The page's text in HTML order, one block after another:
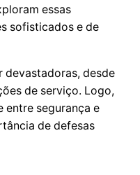
essas
sofisticados e de
devastadoras, desde
de serviço. Logo,
entre segurança e
de defesas